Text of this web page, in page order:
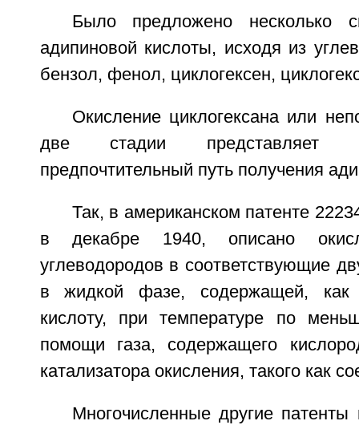
Было предложено несколько
адипиновой кислоты, исходя из
бензол, фенол, циклогексен,
Окисление циклогексана или
две стадии представляет
предпочтительный путь получения
Так, в американском патенте
в декабре 1940, описано
углеводородов в соответствующие
в жидкой фазе, содержащей, как
кислоту, при температуре по
помощи газа, содержащего
катализатора окисления, такого как
Многочисленные другие